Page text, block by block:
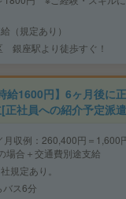
（規定あり）
銀座駅より徒歩すぐ！
給1600円】6ヶ月後に
正社員への紹介予定派
月収例：260,400円＝1,600
場合＋交通費別途支給
規定あり。
バス6分